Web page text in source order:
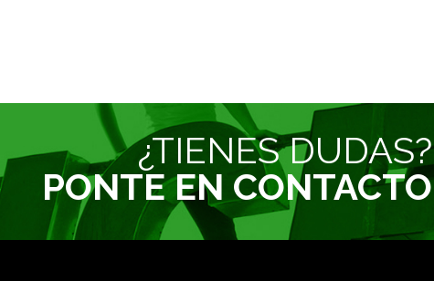
¿TIENES DUDAS?
PONTE EN CONTACTO